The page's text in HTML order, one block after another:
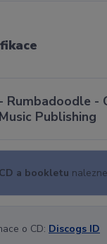
Rumbadoodle -
Publishing
CD a bookletu
o CD: Discogs ID